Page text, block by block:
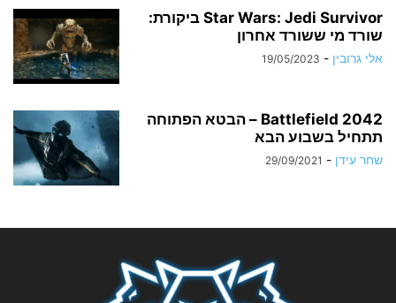
Star Wars: Jedi Survivor ביקורת:
שורד מי ששורד אחרון
אלי גרובין -
19/05/2023
Battlefield 2042 – הבטא הפתוחה
תתחיל בשבוע הבא
שחר עידן -
29/09/2021